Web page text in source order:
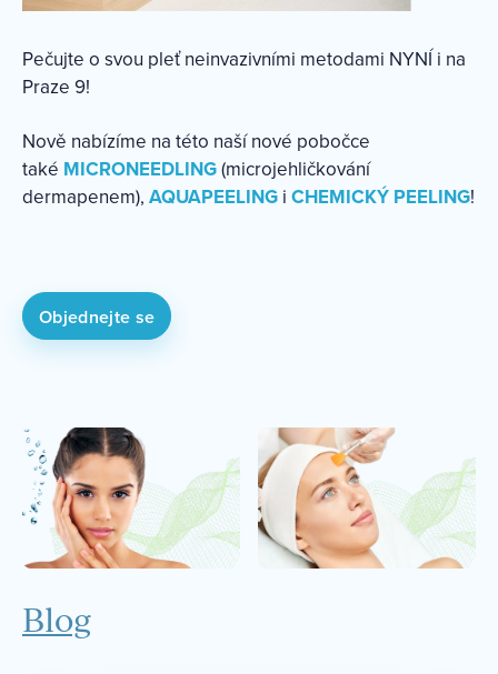
Pečujte o svou pleť neinvazivními metodami NYNÍ i na
Praze 9!
Nově nabízíme na této naší nové pobočce
také MICRONEEDLING(microjehličkování
dermapenem), AQUAPEELING i CHEMICKÝ PEELING!
Objednejte se
Blog